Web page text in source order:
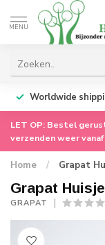
MENU
Worldwide
LET OP: Bestel
verzenden weer
Home / Grapat
Grapat
GRAPAT